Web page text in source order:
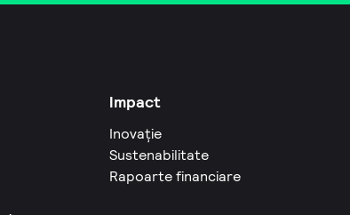
Impact
Inovație
Sustenabilitate
Rapoarte financiare